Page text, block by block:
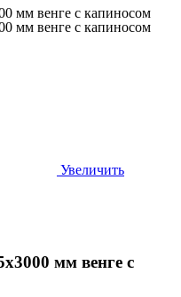
Увеличить
мм венге с